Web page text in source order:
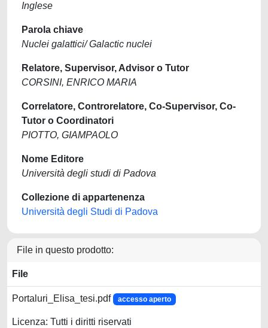
Inglese
Parola chiave
Nuclei galattici/ Galactic nuclei
Relatore, Supervisor, Advisor o Tutor
CORSINI, ENRICO MARIA
Correlatore, Controrelatore, Co-Supervisor, Co-
Tutor o Coordinatori
PIOTTO, GIAMPAOLO
Nome Editore
Università degli studi di Padova
Collezione di appartenenza
Università degli Studi di Padova
File in questo prodotto:
File
Portaluri_Elisa_tesi.pdf accesso aperto
Licenza: Tutti i diritti riservati